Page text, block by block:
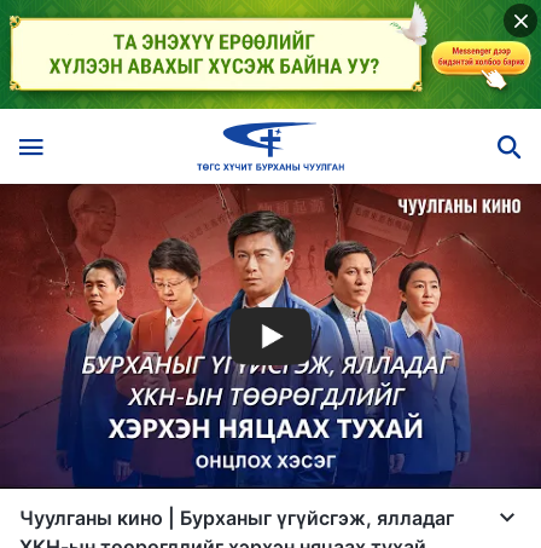
Чуулганы кино | Бурханыг үгүйсгэж, ялладаг